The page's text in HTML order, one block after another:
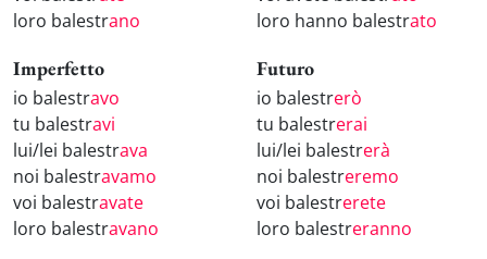
loro balestrano
loro hanno balestrato
Imperfetto
io balestravo
tu balestravi
lui/lei balestrava
noi balestravamo
voi balestravate
loro balestravano
Futuro
io balestrerò
tu balestrerai
lui/lei balestrerà
noi balestreremo
voi balestrerete
loro balestreranno